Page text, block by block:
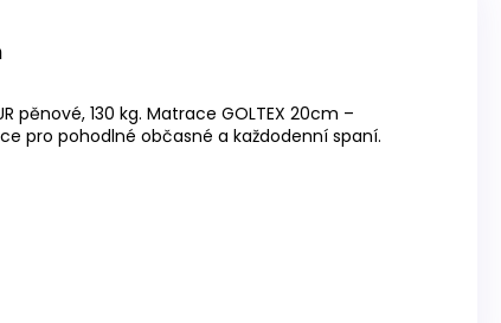
pěnové, 130 kg. Matrace GOLTEX 20cm –
pro pohodlné občasné a každodenní spaní.